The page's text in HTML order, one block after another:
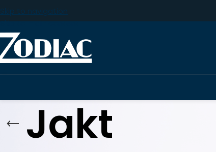
Skip to navigation
Skip to main content
Jakt